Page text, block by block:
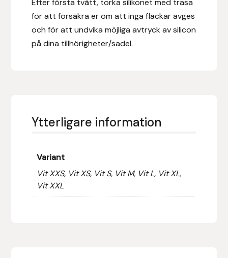
Efter första tvätt, torka silikonet med trasa
för att försäkra er om att inga fläckar avges
och för att undvika möjliga avtryck av silicon
på dina tillhörigheter/sadel.
Ytterligare information
Variant
Vit XXS, Vit XS, Vit S, Vit M, Vit L, Vit XL,
Vit XXL
Islensk.is
J&S Saddlery
Kidka of Iceland
Klisterdekaler.se